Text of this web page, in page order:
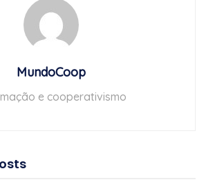
MundoCoop
e cooperativismo